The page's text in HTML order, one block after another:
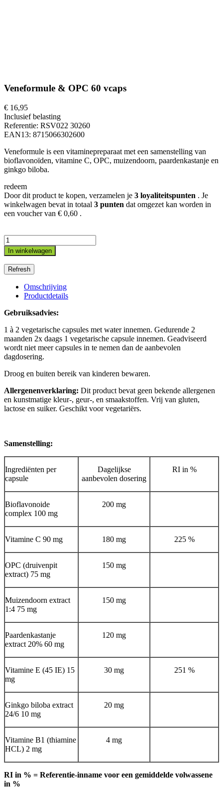
Veneformule & OPC 60 vcaps
€ 16,95
Inclusief belasting
Referentie: RSV022 30260
EAN13: 8715066302600
Veneformule is een vitaminepreparaat met een samenstelling van
bioflavonoïden, vitamine C, OPC, muizendoorn, paardenkastanje en
ginkgo biloba.
redeem
Door dit product te kopen, verzamelen je 3 loyaliteitspunten . Je
winkelwagen bevat in totaal 3 punten dat omgezet kan worden in
een voucher van € 0,60 .
In winkelwagen
Omschrijving
Productdetails
Gebruiksadvies:
1 à 2 vegetarische capsules met water innemen. Gedurende 2
maanden 2x daags 1 vegetarische capsule innemen. Geadviseerd
wordt niet meer capsules in te nemen dan de aanbevolen
dagdosering.
Droog en buiten bereik van kinderen bewaren.
Allergenenverklaring: Dit product bevat geen bekende allergenen
en kunstmatige kleur-, geur-, en smaakstoffen. Vrij van gluten,
lactose en suiker. Geschikt voor vegetariërs.
Samenstelling:
Ingrediënten per
capsule
Dagelijkse
aanbevolen dosering
RI in %
Bioflavonoide
complex 100 mg
200 mg
Vitamine C 90 mg 180 mg 225 %
OPC (druivenpit
extract) 75 mg
150 mg
Muizendoorn extract
1:4 75 mg
150 mg
Paardenkastanje
extract 20% 60 mg
120 mg
Vitamine E (45 IE) 15
mg
30 mg 251 %
Ginkgo biloba extract
24/6 10 mg
20 mg
Vitamine B1 (thiamine
HCL) 2 mg
4 mg
RI in % = Referentie-inname voor een gemiddelde volwassene
in %